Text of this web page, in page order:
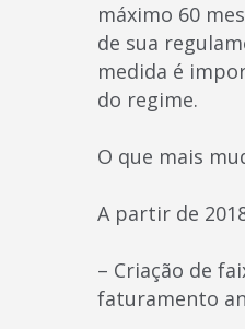
máximo 60
de sua
medida é
do regime.
O que mais
A partir de
– Criação de
faturamento